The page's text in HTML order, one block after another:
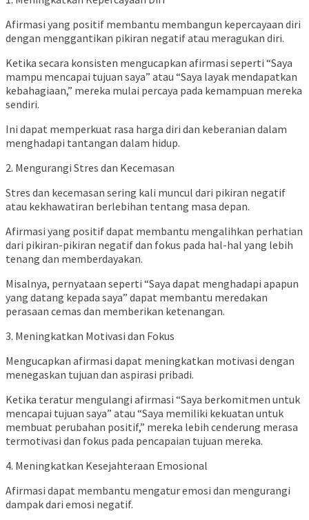
Afirmasi yang positif membantu membangun kepercayaan diri
dengan menggantikan pikiran negatif atau meragukan diri.
Ketika secara konsisten mengucapkan afirmasi seperti “Saya
mampu mencapai tujuan saya” atau “Saya layak mendapatkan
kebahagiaan,” mereka mulai percaya pada kemampuan mereka
sendiri.
Ini dapat memperkuat rasa harga diri dan keberanian dalam
menghadapi tantangan dalam hidup.
2. Mengurangi Stres dan Kecemasan
Stres dan kecemasan sering kali muncul dari pikiran negatif
atau kekhawatiran berlebihan tentang masa depan.
Afirmasi yang positif dapat membantu mengalihkan perhatian
dari pikiran-pikiran negatif dan fokus pada hal-hal yang lebih
tenang dan memberdayakan.
Misalnya, pernyataan seperti “Saya dapat menghadapi apapun
yang datang kepada saya” dapat membantu meredakan
perasaan cemas dan memberikan ketenangan.
3. Meningkatkan Motivasi dan Fokus
Mengucapkan afirmasi dapat meningkatkan motivasi dengan
menegaskan tujuan dan aspirasi pribadi.
Ketika teratur mengulangi afirmasi “Saya berkomitmen untuk
mencapai tujuan saya” atau “Saya memiliki kekuatan untuk
membuat perubahan positif,” mereka lebih cenderung merasa
termotivasi dan fokus pada pencapaian tujuan mereka.
4. Meningkatkan Kesejahteraan Emosional
Afirmasi dapat membantu mengatur emosi dan mengurangi
dampak dari emosi negatif.